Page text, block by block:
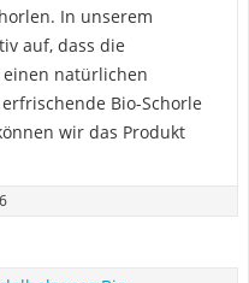
In unserem
auf, dass die
natürlichen
Bio-Schorle
wir das Produkt